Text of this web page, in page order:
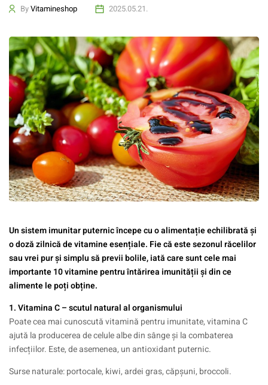
ByVitamineshop 2025.05.21.
Un sistem imunitar puternic începe cu o alimentație echilibrată și
o doză zilnică de vitamine esențiale. Fie că este sezonul răcelilor
sau vrei pur și simplu să previi bolile, iată care sunt cele mai
importante 10 vitamine pentru întărirea imunității și din ce
alimente le poți obține.
1.Vitamina C– scutul natural al organismului
Poate cea mai cunoscută vitamină pentru imunitate, vitamina C
ajută la producerea de celule albe din sânge și la combaterea
infecțiilor. Este, de asemenea, un antioxidant puternic.
Surse naturale: portocale, kiwi, ardei gras, căpșuni, broccoli.